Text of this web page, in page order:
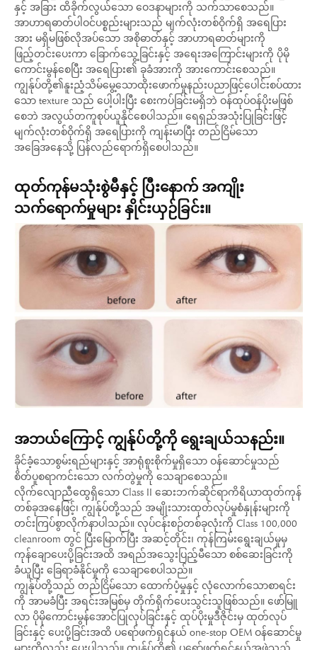
နှင့် အခြား ထိခိုက်လွယ်သော ဝေဒနာများကို သက်သာစေသည်။
အာဟာရဓာတ်ပါဝင်ပစ္စည်းများသည် မျက်လုံးတစ်ဝိုက်ရှိ အရေပြား
အား မရှိမဖြစ်လိုအပ်သော အစိုဓာတ်နှင့် အာဟာရဓာတ်များကို
ဖြည့်တင်းပေးကာ ခြောက်သွေ့ခြင်းနှင့် အရေးအကြောင်းများကို ပိုမို
ကောင်းမွန်စေပြီး အရေပြား၏ ခုခံအားကို အားကောင်းစေသည်။
ကျွန်ုပ်တို့၏နူးညံ့သိမ်မွေ့သောထိုးဖောက်မှုနည်းပညာဖြင့်ပေါင်းစပ်ထား
သော texture သည် ပေါ့ပါးပြီး စေးကပ်ခြင်းမရှိဘဲ ဝန်ထုပ်ဝန်ပိုးမဖြစ်
စေဘဲ အလွယ်တကူစုပ်ယူနိုင်စေပါသည်။ ရေရှည်အသုံးပြုခြင်းဖြင့်
မျက်လုံးတစ်ဝိုက်ရှိ အရေပြားကို ကျန်းမာပြီး တည်ငြိမ်သော
အခြေအနေသို့ ပြန်လည်ရောက်ရှိစေပါသည်။
ထုတ်ကုန်မသုံးစွဲမီနှင့် ပြီးနောက် အကျိုး
သက်ရောက်မှုများ နှိုင်းယှဉ်ခြင်း။
အဘယ်ကြောင့် ကျွန်ုပ်တို့ကို ရွေးချယ်သနည်း။
ခိုင်ခံ့သောစွမ်းရည်များနှင့် အာရုံစူးစိုက်မှုရှိသော ဝန်ဆောင်မှုသည်
စိတ်ပူစရာကင်းသော လက်တွဲမှုကို သေချာစေသည်။
လိုက်လျောညီထွေရှိသော Class II ဆေးဘက်ဆိုင်ရာကိရိယာထုတ်ကုန်
တစ်ခုအနေဖြင့်၊ ကျွန်ုပ်တို့သည် အမျိုးသားထုတ်လုပ်မှုစံနှုန်းများကို
တင်းကြပ်စွာလိုက်နာပါသည်။ လုပ်ငန်းစဉ်တစ်ခုလုံးကို Class 100,000
cleanroom တွင် ပြီးမြောက်ပြီး အဆင့်တိုင်း၊ ကုန်ကြမ်းရွေးချယ်မှုမှ
ကုန်ချောပေးပို့ခြင်းအထိ အရည်အသွေးပြည့်မီသော စစ်ဆေးခြင်းကို
ခံယူပြီး ခြေရာခံနိုင်မှုကို သေချာစေပါသည်။
ကျွန်ုပ်တို့သည် တည်ငြိမ်သော ထောက်ပံ့မှုနှင့် လုံလောက်သောစာရင်း
ကို အာမခံပြီး အရင်းအမြစ်မှ တိုက်ရိုက်ပေးသွင်းသူဖြစ်သည်။ ဖော်မြူ
လာ ပိုမိုကောင်းမွန်အောင်ပြုလုပ်ခြင်းနှင့် ထုပ်ပိုးမှုဒီဇိုင်းမှ ထုတ်လုပ်
ခြင်းနှင့် ပေးပို့ခြင်းအထိ ပရော်ဖက်ရှင်နယ် one-stop OEM ဝန်ဆောင်မှု